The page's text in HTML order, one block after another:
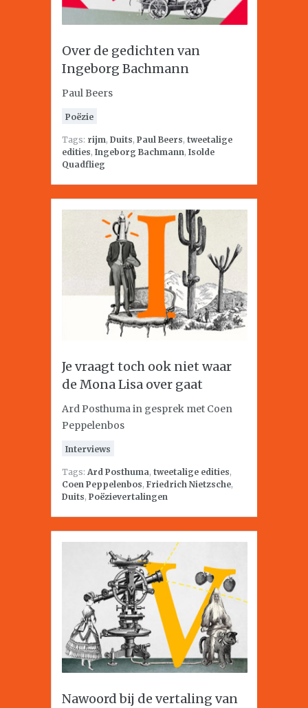
Over de gedichten van
Ingeborg Bachmann
Paul Beers
Poëzie
Tags: rijm, Duits, Paul Beers, tweetalige
edities, Ingeborg Bachmann, Isolde
Quadflieg
Je vraagt toch ook niet waar
de Mona Lisa over gaat
Ard Posthuma in gesprek met Coen
Peppelenbos
Interviews
Tags: Ard Posthuma, tweetalige edities,
Coen Peppelenbos, Friedrich Nietzsche,
Duits, Poëzievertalingen
Nawoord bij de vertaling van